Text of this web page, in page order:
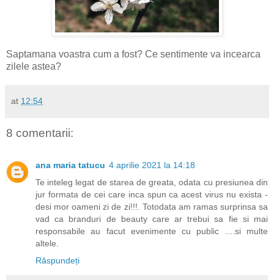
Saptamana voastra cum a fost? Ce sentimente va incearca
zilele astea?
at 12:54
8 comentarii:
ana maria tatucu 4 aprilie 2021 la 14:18
Te inteleg legat de starea de greata, odata cu presiunea din
jur formata de cei care inca spun ca acest virus nu exista -
desi mor oameni zi de zi!!!. Totodata am ramas surprinsa sa
vad ca branduri de beauty care ar trebui sa fie si mai
responsabile au facut evenimente cu public ....si multe
altele.
Răspundeți